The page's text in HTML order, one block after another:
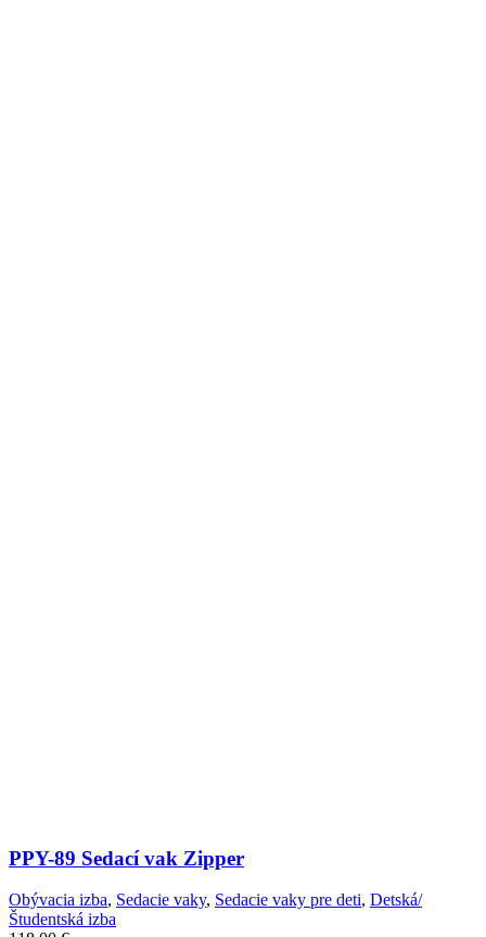
PPY-89 Sedací vak Zipper
Obývacia izba, Sedacie vaky, Sedacie vaky pre deti, Detská/
Študentská izba